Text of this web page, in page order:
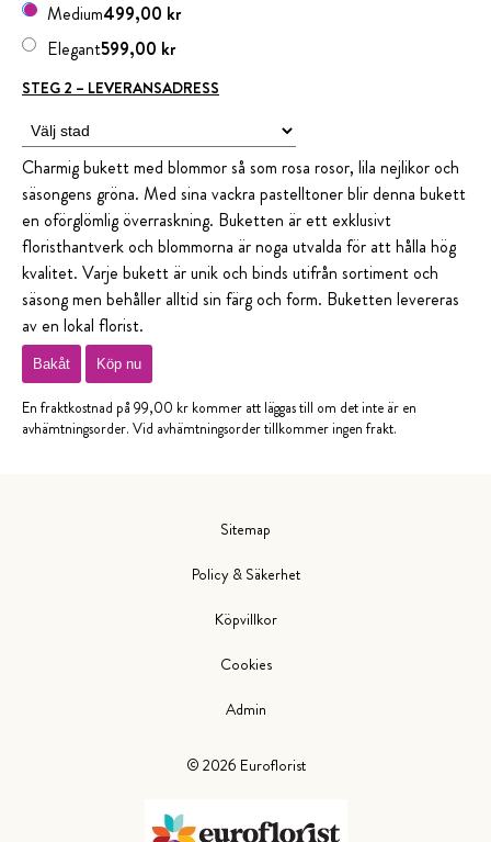
499,00 kr
Medium
599,00 kr
Elegant
STEG 2 – LEVERANSADRESS
Charmig bukett med blommor så som rosa rosor, lila nejlikor och
säsongens gröna. Med sina vackra pastelltoner blir denna bukett
en oförglömlig överraskning. Buketten är ett exklusivt
floristhantverk och blommorna är noga utvalda för att hålla hög
kvalitet. Varje bukett är unik och binds utifrån sortiment och
säsong men behåller alltid sin färg och form. Buketten levereras
av en lokal florist.
Bakåt Köp nu
En fraktkostnad på 99,00 kr kommer att läggas till om det inte är en
avhämtningsorder. Vid avhämtningsorder tillkommer ingen frakt.
© 2026 Euroflorist
Sitemap
Policy & Säkerhet
Köpvillkor
Cookies
Admin